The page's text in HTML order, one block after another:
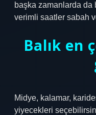
başka zamanlarda da
verimli saatler sabah
Balık en
Midye, kalamar,
yiyecekleri